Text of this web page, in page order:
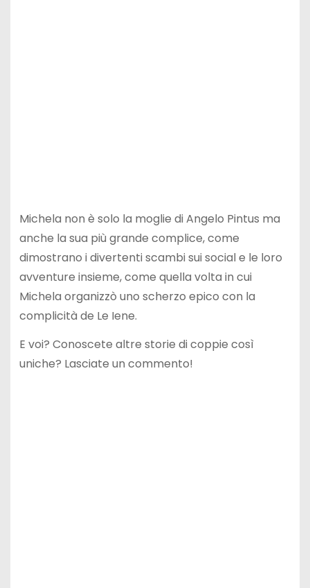
Michela non è solo la moglie di Angelo Pintus ma
anche la sua più grande complice, come
dimostrano i divertenti scambi sui social e le loro
avventure insieme, come quella volta in cui
Michela organizzò uno scherzo epico con la
complicità de Le Iene.
E voi? Conoscete altre storie di coppie così
uniche? Lasciate un commento!